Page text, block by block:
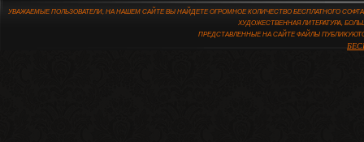
УВАЖАЕМЫЕ ПОЛЬЗОВАТЕЛИ, НА НАШЕМ САЙТЕ ВЫ НАЙДЕТЕ ОГРОМНОЕ КОЛИЧЕСТВО БЕСПЛАТНОГО
ХУДОЖЕСТВЕННАЯ ЛИТЕРАТУРА,
ПРЕДСТАВЛЕННЫЕ НА САЙТЕ ФАЙЛЫ